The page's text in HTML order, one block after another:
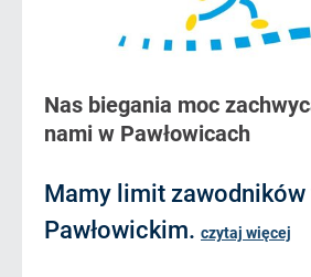
Nas biegania moc
nami w Pawłowicach
Mamy limit zawodników
Pawłowickim. czytaj więcej